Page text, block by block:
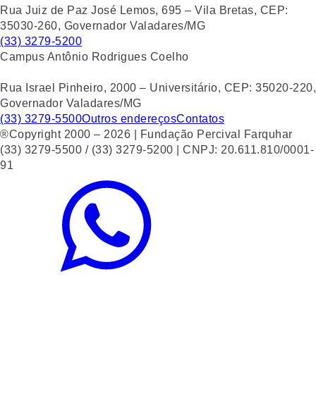
Rua Juiz de Paz José Lemos, 695 – Vila Bretas, CEP:
35030-260, Governador Valadares/MG
(33) 3279-5200
Campus Antônio Rodrigues Coelho
Rua Israel Pinheiro, 2000 – Universitário, CEP: 35020-220,
Governador Valadares/MG
(33) 3279-5500Outros endereçosContatos
®Copyright 2000 – 2026 | Fundação Percival Farquhar
(33) 3279-5500 / (33) 3279-5200 | CNPJ: 20.611.810/0001-
91